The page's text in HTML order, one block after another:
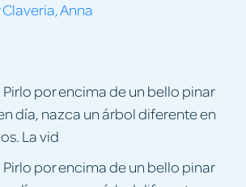
por encima de un bello pinar
día, nazca un árbol diferente en
La vid
por encima de un bello pinar
Anna